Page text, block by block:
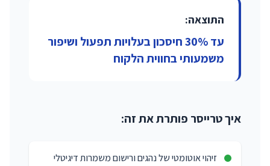
התוצאה:
עד 30% חיסכון בעלויות תפעול ושיפור
משמעותי בחווית הלקוח
איך טרייסר פותרת את זה:
זיהוי אוטומטי של נהגים ורישום משמרות דיגיטלי